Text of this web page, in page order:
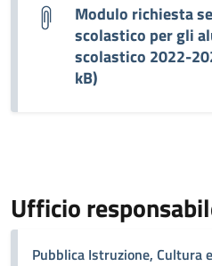
Modulo richiesta
scolastico per gli
scolastico 2022-
kB)
Ufficio
Pubblica Istruzione, Cultura